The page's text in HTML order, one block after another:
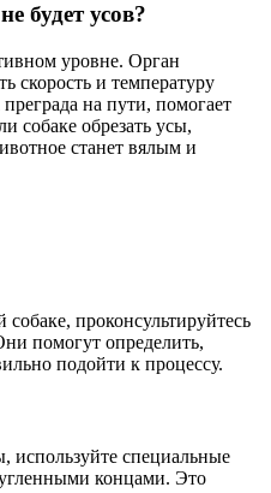
будет усов?
уровне. Орган
скорость и температуру
на пути, помогает
собаке обрезать усы,
станет вялым и
проконсультируйтесь
помогут определить,
подойти к процессу.
используйте специальные
концами. Это